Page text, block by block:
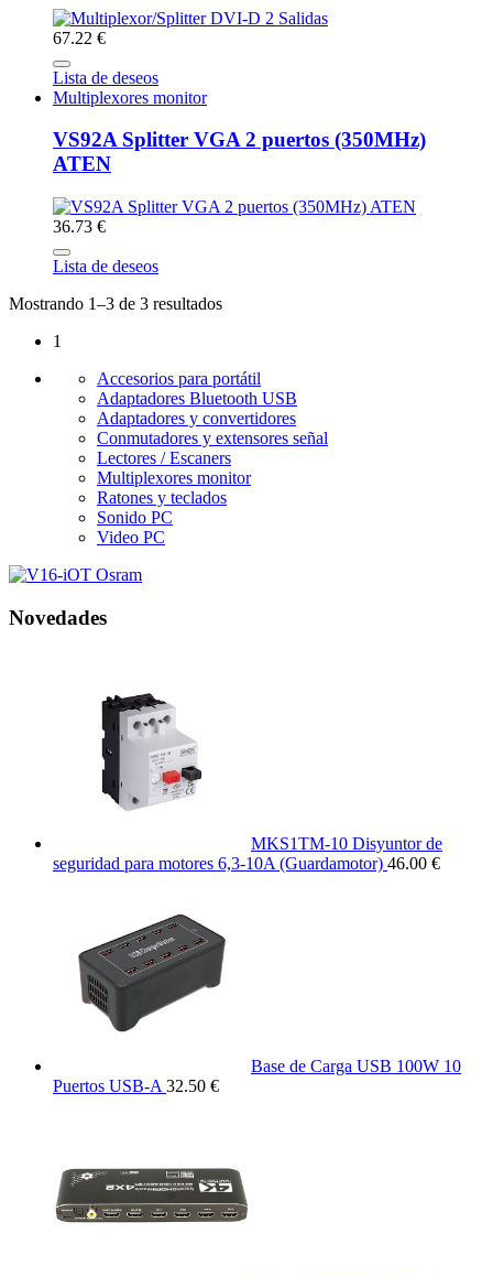
67.22 €
Lista de deseos
Multiplexores monitor
VS92A Splitter VGA 2 puertos (350MHz)
ATEN
36.73 €
Lista de deseos
Mostrando 1–3 de 3 resultados
1
Accesorios para portátil
Adaptadores Bluetooth USB
Adaptadores y convertidores
Conmutadores y extensores señal
Lectores / Escaners
Multiplexores monitor
Ratones y teclados
Sonido PC
Video PC
Novedades
MKS1TM-10 Disyuntor de
seguridad para motores 6,3-10A (Guardamotor) 46.00 €
Base de Carga USB 100W 10
Puertos USB-A 32.50 €